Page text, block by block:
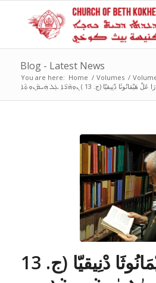
Blog - Latest News
You are here: Home / Volumes /
نُوهَارَا عَلْ هَيْمَانُوثَا دْنِيقيّا (ج. 13